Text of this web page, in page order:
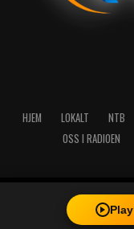
HJEM LOKALT NTB
OSS I RADIOEN
Copyright © 2026 A-
5527 Haugesund -
Play